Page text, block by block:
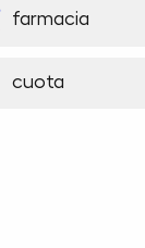
farmacia
cuota